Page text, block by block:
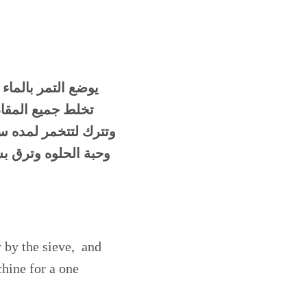
تخلط جميع
وتترك لتتخمر لمده
وحبة الحلوه وترق
by the sieve, and
for a one